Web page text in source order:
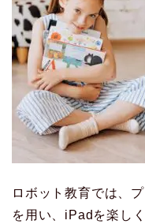
ロボット教育では、
を用い、iPadを楽し